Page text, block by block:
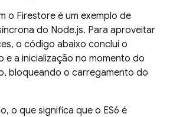
o Firestore é um exemplo de
do Node.js. Para aproveitar
o código abaixo conclui o
e a inicialização no momento do
bloqueando o carregamento do
o que significa que o ES6 é